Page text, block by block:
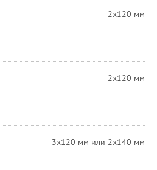
2x120 мм
2x120 мм
3x120 мм или 2х140 мм